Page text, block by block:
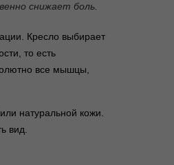
снижает боль.
Кресло выбирает
то есть
все мышцы,
натуральной кожи.
вид.